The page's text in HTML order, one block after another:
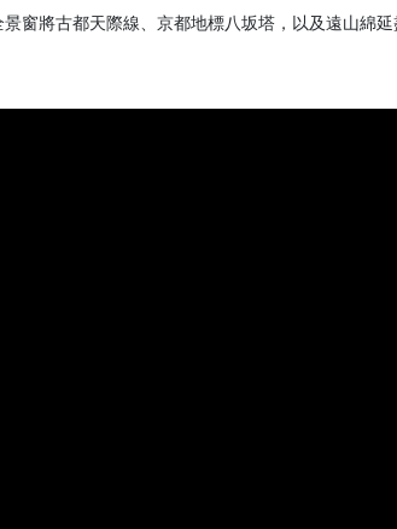
窗將古都天際線、京都地標八坂塔，以及遠山綿